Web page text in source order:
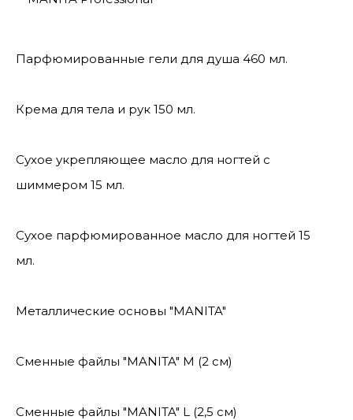
Парфюмированные гели для душа 460 мл.
Крема для тела и рук 150 мл.
Сухое укрепляющее масло для ногтей с
шиммером 15 мл.
Сухое парфюмированное масло для ногтей 15
мл.
Металлические основы "MANITA"
Сменные файлы "MANITA" М (2 см)
Сменные файлы "MANITA" L (2,5 см)